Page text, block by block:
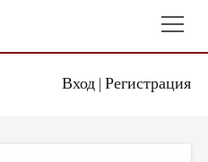
Вход| Регистрация